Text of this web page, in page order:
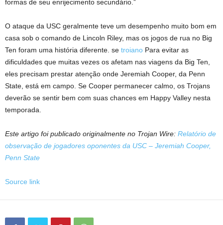
formas de seu enrijecimento secundário.”
O ataque da USC geralmente teve um desempenho muito bom em
casa sob o comando de Lincoln Riley, mas os jogos de rua no Big
Ten foram uma história diferente. se troiano Para evitar as
dificuldades que muitas vezes os afetam nas viagens da Big Ten,
eles precisam prestar atenção onde Jeremiah Cooper, da Penn
State, está em campo. Se Cooper permanecer calmo, os Trojans
deverão se sentir bem com suas chances em Happy Valley nesta
temporada.
Este artigo foi publicado originalmente no Trojan Wire: Relatório de
observação de jogadores oponentes da USC – Jeremiah Cooper,
Penn State
Source link